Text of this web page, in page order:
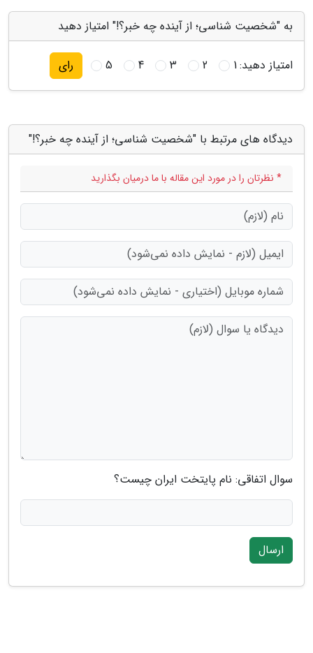
به "شخصیت شناسی؛ از آینده چه خبر؟!" امتیاز دهید
امتیاز دهید:1
2
3
4
5 رای
دیدگاه های مرتبط با "شخصیت شناسی؛ از آینده چه خبر؟!"
* نظرتان را در مورد این مقاله با ما درمیان بگذارید
سوال اتفاقی: نام پایتخت ایران چیست؟
ارسال